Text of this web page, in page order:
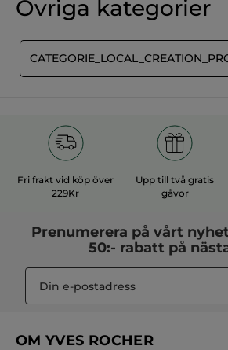
Denna ansiktsrengöring är utan sulfater*
tillverkas i Frankrike och är berikad med
* Utan ytaktiva sulfater
Artikelnummer: I09118
Inget
omdöme
LÄGG TILL RECENSION
Övriga kategorier
Fri frakt vid köp över
229Kr
Upp till två gratis
gåvor
Prenumerera på vårt
50:- rabatt på
OM YVES ROCHER